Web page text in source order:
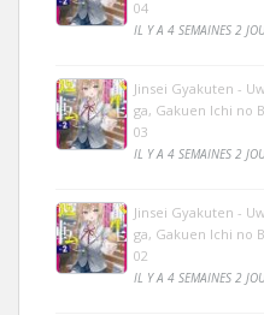
04
IL Y A 4 SEMAINES 2
Jinsei Gyakuten -
ga, Gakuen Ichi no
03
IL Y A 4 SEMAINES 2
Jinsei Gyakuten -
ga, Gakuen Ichi no
02
IL Y A 4 SEMAINES 2